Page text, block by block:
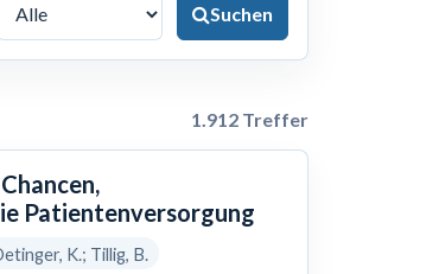
Suchen
1.912 Treffer
Patientenversorgung
K.; Tillig, B.